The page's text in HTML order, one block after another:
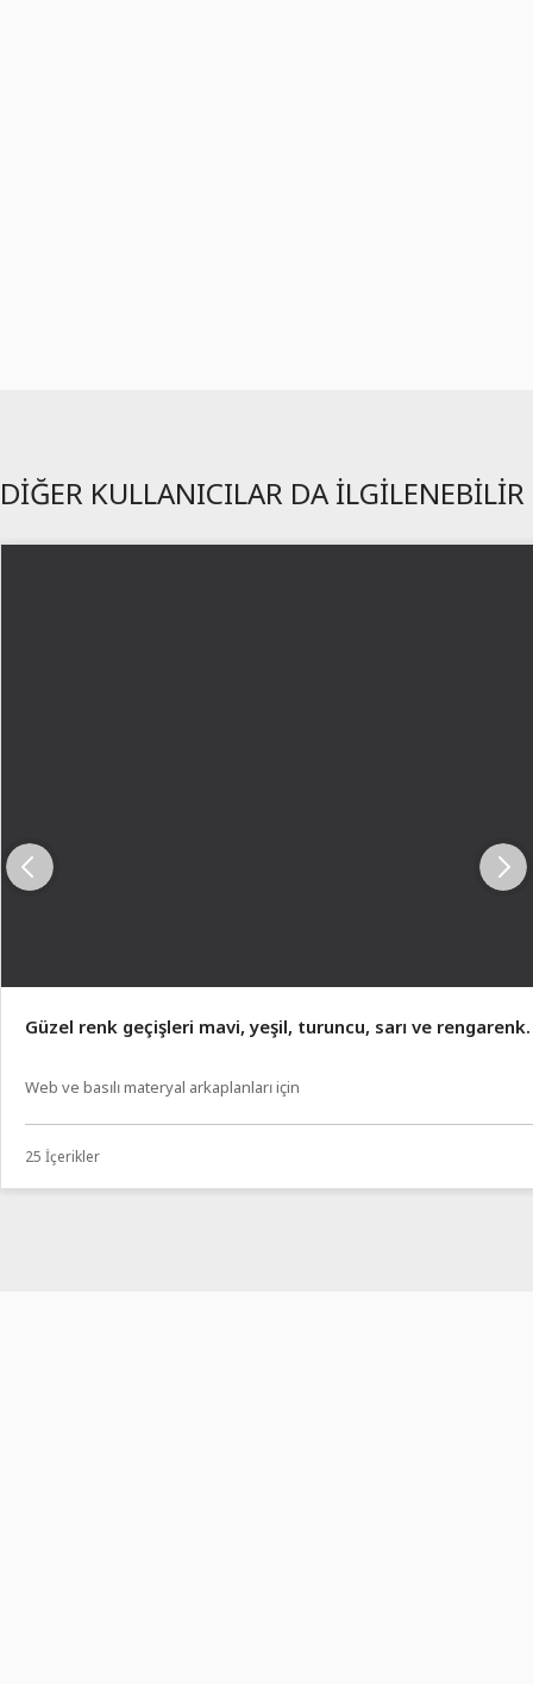
DIĞER KULLANICILAR DA ILGILENEBILIR
Güzel renk geçişleri mavi, yeşil, turuncu, sarı ve rengarenk.
Web ve basılı materyal arkaplanları için
25 İçerikler